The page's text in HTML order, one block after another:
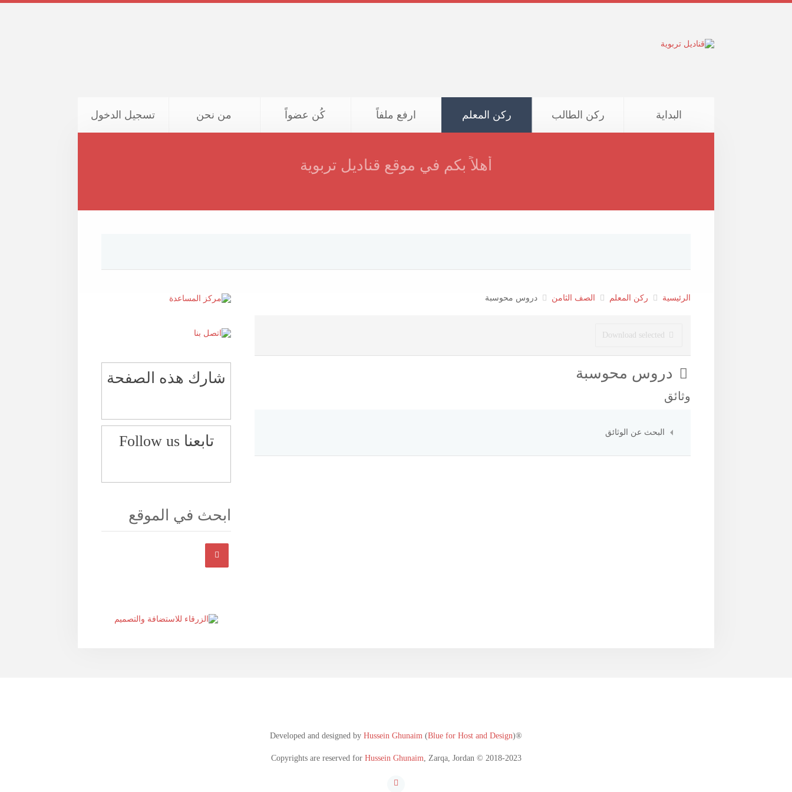
البداية ركن الطالب ركن المعلم ارفع ملفاً كُن عضواً من نحن تسجيل الدخول
أهلاً بكم في موقع قناديل تربوية
الرئيسية ركن المعلم الصف الثامن دروس محوسبة
Download selected
مجلد
دروس محوسبة
وثائق
البحث عن الوثائق
شارك هذه الصفحة
تابعنا Follow us
ابحث في الموقع
Developed and designed by Hussein Ghunaim (Blue for Host and Design)®
Copyrights are reserved for Hussein Ghunaim, Zarqa, Jordan © 2018-2023